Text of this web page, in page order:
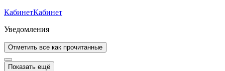
КабинетКабинет
Уведомления
Отметить все как прочитанные
Показать ещё